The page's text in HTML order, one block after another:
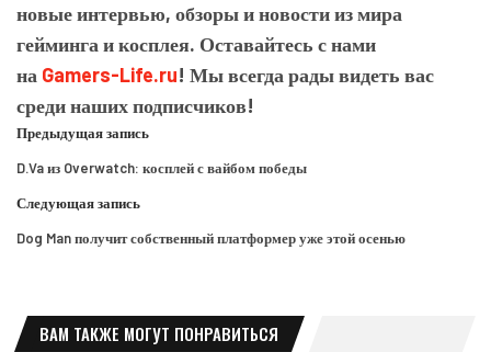
новые интервью, обзоры и новости из мира
гейминга и косплея. Оставайтесь с нами
на Gamers-Life.ru! Мы всегда рады видеть вас
среди наших подписчиков!
Предыдущая запись
D.Va из Overwatch: косплей с вайбом победы
Следующая запись
Dog Man получит собственный платформер уже этой осенью
ВАМ ТАКЖЕ МОГУТ ПОНРАВИТЬСЯ